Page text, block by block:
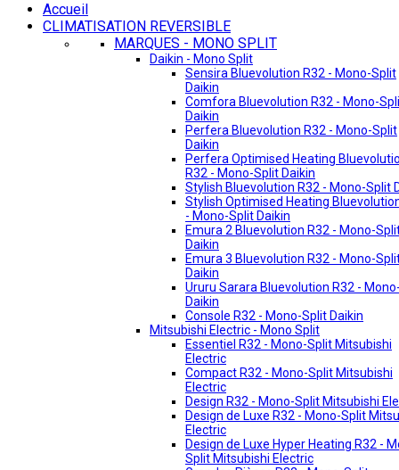
Accueil
CLIMATISATION REVERSIBLE
MARQUES - MONO SPLIT
Daikin - Mono Split
Sensira Bluevolution R32 - Mono-Split
Daikin
Comfora Bluevolution R32 - Mono-
Daikin
Perfera Bluevolution R32 - Mono-Split
Daikin
Perfera Optimised Heating
R32 - Mono-Split Daikin
Stylish Bluevolution R32 - Mono-Split
Stylish Optimised Heating
- Mono-Split Daikin
Emura 2 Bluevolution R32 - Mono-
Daikin
Emura 3 Bluevolution R32 - Mono-
Daikin
Ururu Sarara Bluevolution R32 -
Daikin
Console R32 - Mono-Split Daikin
Mitsubishi Electric - Mono Split
Essentiel R32 - Mono-Split Mitsubishi
Electric
Compact R32 - Mono-Split Mitsubishi
Electric
Design R32 - Mono-Split Mitsubishi
Design de Luxe R32 - Mono-Split
Electric
Design de Luxe Hyper Heating R32 -
Split Mitsubishi Electric